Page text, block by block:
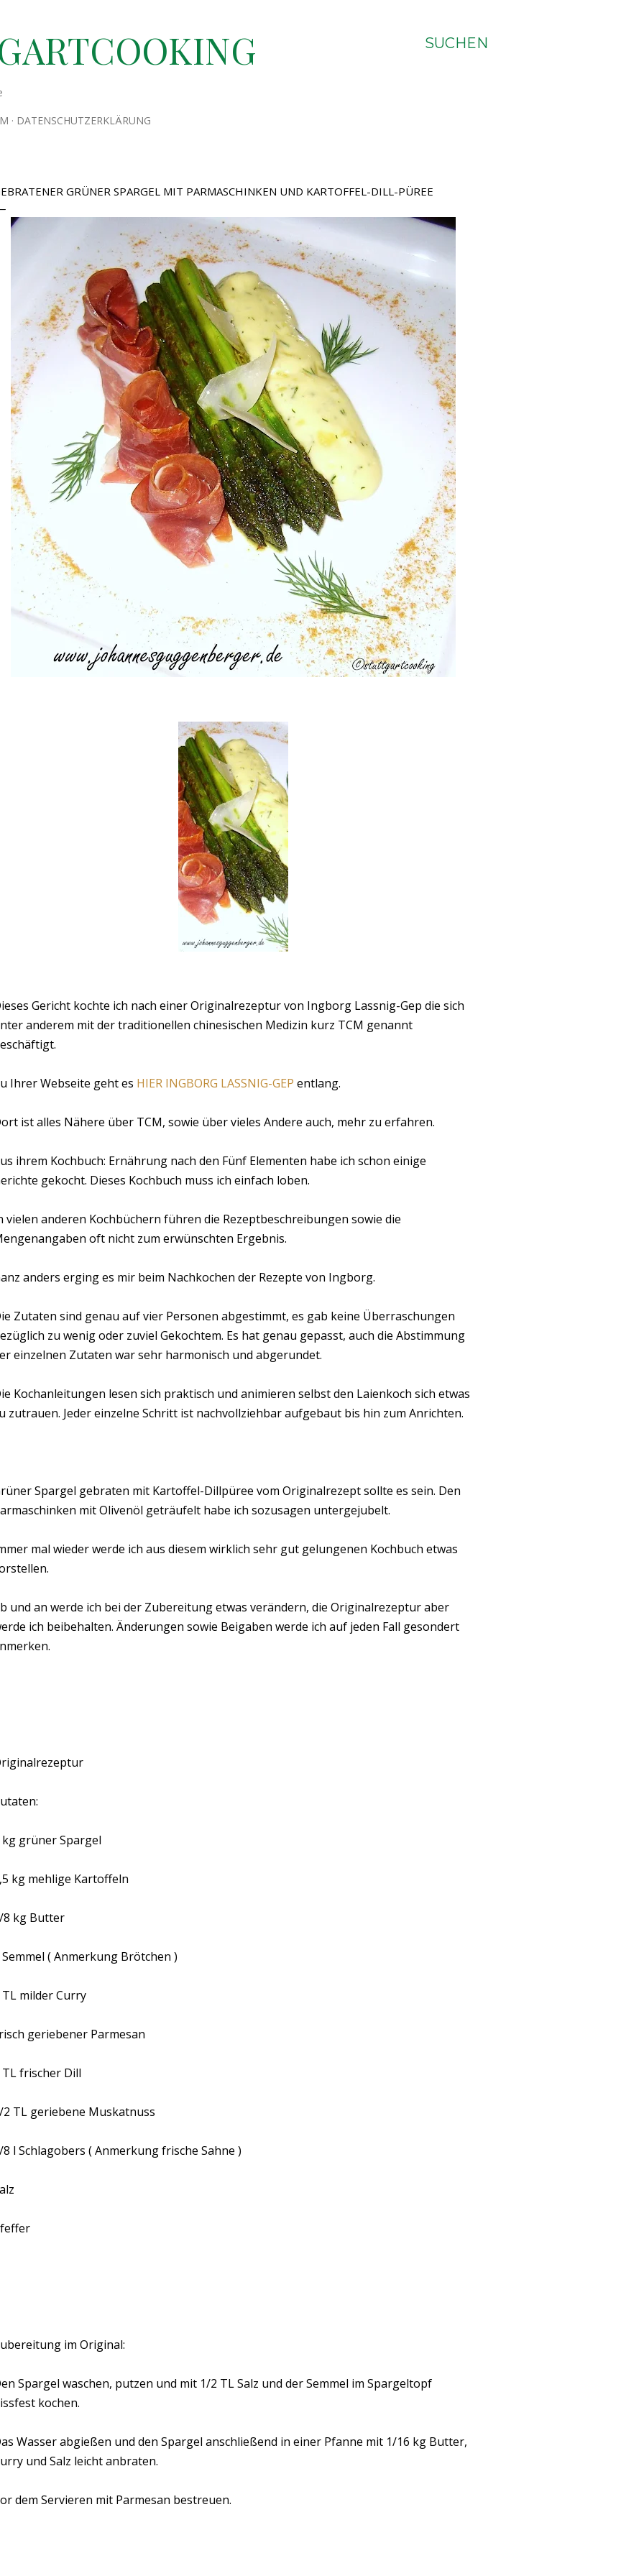
SUCHEN
DATENSCHUTZERKLÄRUNG
GRÜNER SPARGEL MIT PARMASCHINKEN UND KARTOFFEL-DILL-PÜREE
Gericht kochte ich nach einer Originalrezeptur von Ingborg Lassnig-Gep die sich
anderem mit der traditionellen chinesischen Medizin kurz TCM genannt
Ihrer Webseite geht es HIER INGBORG LASSNIG-GEP entlang.
ist alles Nähere über TCM, sowie über vieles Andere auch, mehr zu erfahren.
ihrem Kochbuch: Ernährung nach den Fünf Elementen habe ich schon einige
gekocht. Dieses Kochbuch muss ich einfach loben.
vielen anderen Kochbüchern führen die Rezeptbeschreibungen sowie die
oft nicht zum erwünschten Ergebnis.
anders erging es mir beim Nachkochen der Rezepte von Ingborg.
Zutaten sind genau auf vier Personen abgestimmt, es gab keine Überraschungen
zu wenig oder zuviel Gekochtem. Es hat genau gepasst, auch die Abstimmung
einzelnen Zutaten war sehr harmonisch und abgerundet.
Kochanleitungen lesen sich praktisch und animieren selbst den Laienkoch sich etwas
zutrauen. Jeder einzelne Schritt ist nachvollziehbar aufgebaut bis hin zum Anrichten.
Spargel gebraten mit Kartoffel-Dillpüree vom Originalrezept sollte es sein. Den
mit Olivenöl geträufelt habe ich sozusagen untergejubelt.
mal wieder werde ich aus diesem wirklich sehr gut gelungenen Kochbuch etwas
und an werde ich bei der Zubereitung etwas verändern, die Originalrezeptur aber
ich beibehalten. Änderungen sowie Beigaben werde ich auf jeden Fall gesondert
kg grüner Spargel
5 kg mehlige Kartoffeln
8 kg Butter
Semmel ( Anmerkung Brötchen )
TL milder Curry
geriebener Parmesan
TL frischer Dill
2 TL geriebene Muskatnuss
8 l Schlagobers ( Anmerkung frische Sahne )
im Original:
Spargel waschen, putzen und mit 1/2 TL Salz und der Semmel im Spargeltopf
kochen.
Wasser abgießen und den Spargel anschließend in einer Pfanne mit 1/16 kg Butter,
und Salz leicht anbraten.
dem Servieren mit Parmesan bestreuen.